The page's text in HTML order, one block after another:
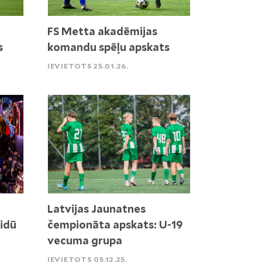
FS Metta akadēmijas
komandu spēļu apskats
IEVIETOTS 25.01.26.
Latvijas Jaunatnes
čempionāta apskats: U-19
vecuma grupa
IEVIETOTS 05.12.25.